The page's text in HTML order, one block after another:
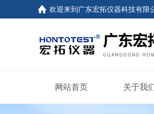
欢迎来到 广东宏拓仪器科技有限
网站首页 关于我